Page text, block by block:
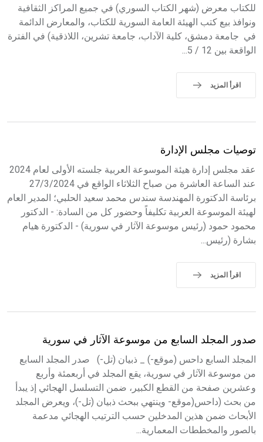
للكتاب معرض (شهر الكتاب السوري) في جميع المراكز الثقافية
ونوافذ بيع كتب الهيئة العامة السورية للكتاب، والمعارض الدائمة
في جامعة دمشق، كلية الآداب، جامعة تشرين، اللاذقية) في الفترة
الواقعة بين 12 / 5...
اقرأ المزيد
توصيات مجلس الإدارة
عقد مجلس إدارة هيئة الموسوعة العربية جلسته الأولى لعام 2024
عند الساعة العاشرة من صباح الثلاثاء الواقع في 27/3/2024
برئاسة الدكتورة المهندسة سندس محمد سعيد الحلبي؛ المدير العام
لهيئة الموسوعة العربية تكليفاً وحضور كل من السادة: - الدكتور
محمود حمود (رئيس موسوعة الآثار في سورية) - الدكتورة هيام
بشارة (رئيس...
اقرأ المزيد
صدور المجلد السابع من موسوعة الآثار في سورية
المجلد السابع داحس (موقع-) _ ذبيان (تل-) صدر المجلد السابع
من موسوعة الآثار في سورية، يقع المجلد في أربعمئة وأربع
وعشرين صفحة من القطع الكبير، ضمن التسلسل الهجائي إذ يبدأ
من بحث (داحس(موقع- وينتهي ببحث ذبيان (تل-)، ويعرض المجلد
الأبحاث ضمن هذين المدخلين حسب الترتيب الهجائي مدعمة
بالصور والمخططات المعمارية...